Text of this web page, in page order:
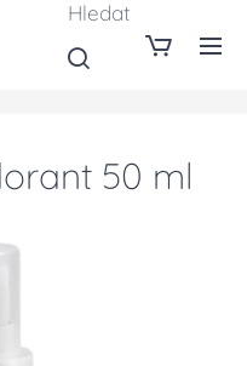
Hledat
50 ml